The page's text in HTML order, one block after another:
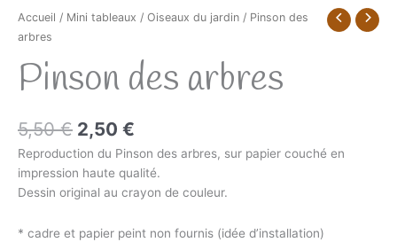
Accueil / Mini tableaux / Oiseaux du jardin / Pinson des
arbres
Pinson des arbres
5,50€ Le
prix
initial
était :
5,50 €.
2,50 €
prix
actuel
est :
2,50 €.
Reproduction du Pinson des arbres, sur papier couché en
impression haute qualité.
Dessin original au crayon de couleur.
* cadre et papier peint non fournis (idée d’installation)